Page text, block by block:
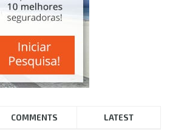
COMMENTS LATEST